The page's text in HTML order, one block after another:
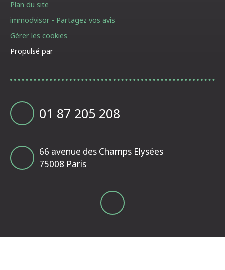
Plan du site
immodvisor - Partagez vos avis
Gérer les cookies
Propulsé par
01 87 205 208
66 avenue des Champs Elysées
75008 Paris